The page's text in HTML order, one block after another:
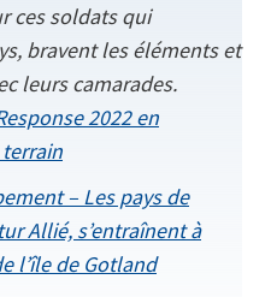
ces soldats qui
bravent les éléments et
leurs camarades.
2022 en
– Les pays de
Allié, s’entraînent à
l’île de Gotland